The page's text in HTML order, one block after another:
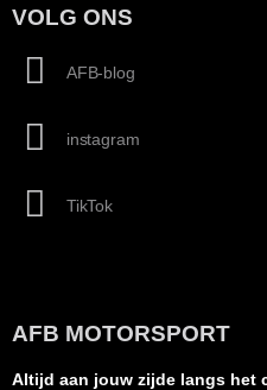
VOLG ONS
AFB-blog
instagram
TikTok
AFB MOTORSPORT
Altijd aan jouw zijde langs het